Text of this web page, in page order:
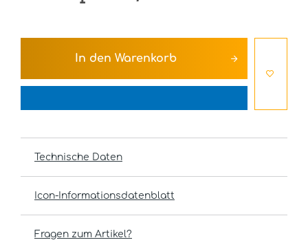
In den Warenkorb
Technische Daten
Icon-Informationsdatenblatt
Fragen zum Artikel?